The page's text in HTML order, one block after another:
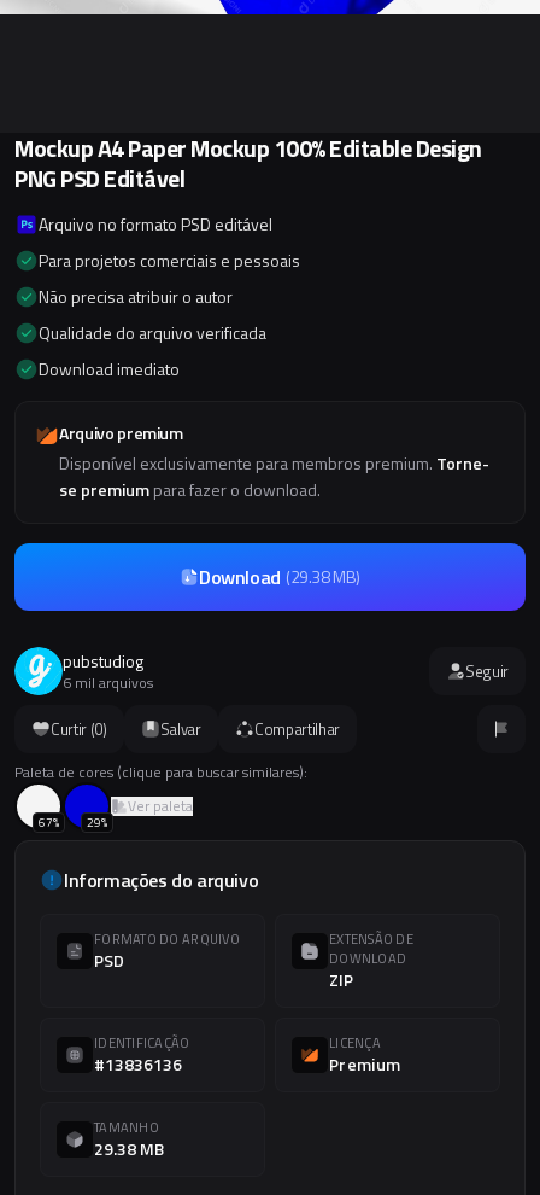
Curtir (0) Salvar Compartilhar
Paleta de cores (clique para buscar similares):
67% 29%
Ver paleta
Informações do arquivo
FORMATO DO ARQUIVO
PSD
EXTENSÃO DE
DOWNLOAD
ZIP
IDENTIFICAÇÃO
#13836136
LICENÇA
Premium
TAMANHO
29.38 MB
Mockup A4 Paper Mockup 100% Editable Design
PNG PSD Editável
Arquivo no formato PSD editável
Para projetos comerciais e pessoais
Não precisa atribuir o autor
Qualidade do arquivo verificada
Download imediato
Arquivo premium
Disponível exclusivamente para membros premium. Torne-
se premiumpara fazer o download.
Download (29.38 MB)
pubstudiog
6 mil arquivos Seguir